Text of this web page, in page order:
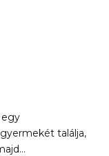
egy
találja,